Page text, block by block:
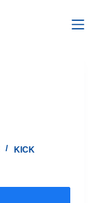
KICK